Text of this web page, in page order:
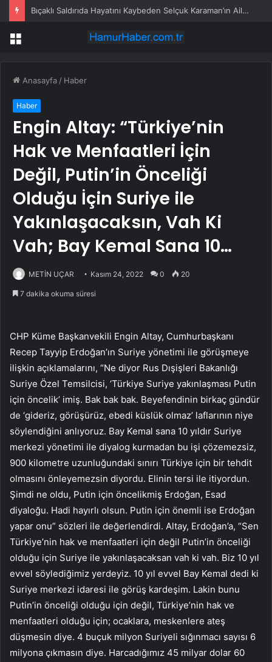
Bıçaklı Saldırıda Hayatını Kaybeden Selçuk Karaman’ın Ailesi AYM’ye Başvurdu
Menü
Anasayfa / Haber
Haber
Engin Altay: “Türkiye’nin
Hak ve Menfaatleri İçin
Değil, Putin’in Önceliği
Olduğu İçin Suriye ile
Yakınlaşacaksın, Vah Ki
Vah; Bay Kemal Sana 10…
METİN UÇAR Kasım 24, 2022 0 20
7 dakika okuma süresi
CHP Küme Başkanvekili Engin Altay, Cumhurbaşkanı
Recep Tayyip Erdoğan’ın Suriye yönetimi ile görüşmeye
ilişkin açıklamalarını, “Ne diyor Rus Dışişleri Bakanlığı
Suriye Özel Temsilcisi, ‘Türkiye Suriye yakınlaşması Putin
için öncelik’ imiş. Bak bak bak. Beyefendinin birkaç gündür
de ‘gideriz, görüşürüz, ebedi küslük olmaz’ laflarının niye
söylendiğini anlıyoruz. Bay Kemal sana 10 yıldır Suriye
merkezi yönetimi ile diyalog kurmadan bu işi çözemezsiz,
900 kilometre uzunluğundaki sınırı Türkiye için bir tehdit
olmasını önleyemezsin diyordu. Elinin tersi ile itiyordun.
Şimdi ne oldu, Putin için öncelikmiş Erdoğan, Esad
diyaloğu. Hadi hayırlı olsun. Putin için önemli ise Erdoğan
yapar onu” sözleri ile değerlendirdi. Altay, Erdoğan’a, “Sen
Türkiye’nin hak ve menfaatleri için değil Putin’in önceliği
olduğu için Suriye ile yakınlaşacaksan vah ki vah. Biz 10 yıl
evvel söylediğimiz yerdeyiz. 10 yıl evvel Bay Kemal dedi ki
Suriye merkezi idaresi ile görüş kardeşim. Lakin bunu
Putin’in önceliği olduğu için değil, Türkiye’nin hak ve
menfaatleri olduğu için; ocaklara, meskenlere ateş
düşmesin diye. 4 buçuk milyon Suriyeli sığınmacı sayısı 6
milyona çıkmasın diye. Harcadığımız 45 milyar dolar 60